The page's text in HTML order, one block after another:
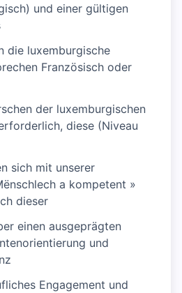
und einer gültigen
die luxemburgische
Französisch oder
der luxemburgischen
diese (Niveau
sich mit unserer
a kompetent »
dieser
einen ausgeprägten
und
Engagement und